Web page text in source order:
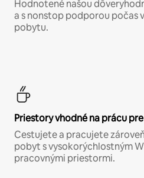
Hodnotené našou
a s nonstop podporou počas
pobytu.
Priestory vhodné na prácu
Cestujete a pracujete
pobyt s vysokorýchlostným
pracovnými priestormi.